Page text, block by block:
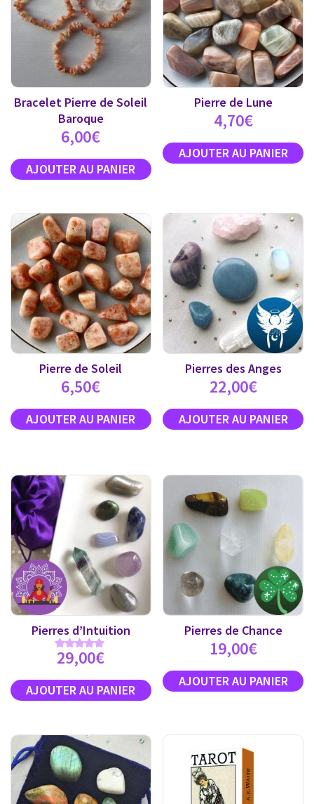
Bracelet Pierre de Soleil
Baroque
6,00€
Pierre de Lune
4,70€
Pierre de Soleil
6,50€
Pierres des Anges
22,00€
Pierres d’Intuition
Note
5.00
29,00€
Pierres de Chance
19,00€